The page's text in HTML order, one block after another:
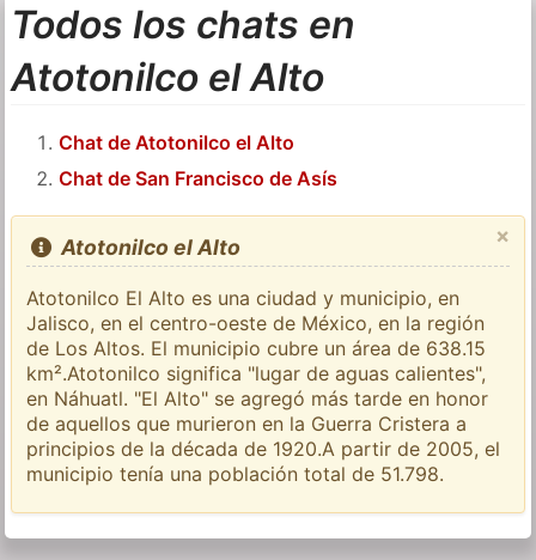
Todos los chats en
Atotonilco el Alto
Chat de Atotonilco el Alto
Chat de San Francisco de Asís
×
Atotonilco el Alto
Atotonilco El Alto es una ciudad y municipio, en
Jalisco, en el centro-oeste de México, en la región
de Los Altos. El municipio cubre un área de 638.15
km².Atotonilco significa "lugar de aguas calientes",
en Náhuatl. "El Alto" se agregó más tarde en honor
de aquellos que murieron en la Guerra Cristera a
principios de la década de 1920.A partir de 2005, el
municipio tenía una población total de 51.798.